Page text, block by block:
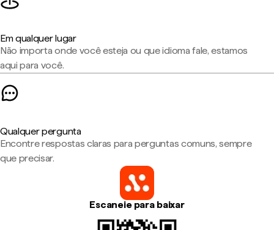
Em qualquer lugar
Não importa onde você esteja ou que idioma fale, estamos
aqui para você.
Qualquer pergunta
Encontre respostas claras para perguntas comuns, sempre
que precisar.
Escaneie para baixar